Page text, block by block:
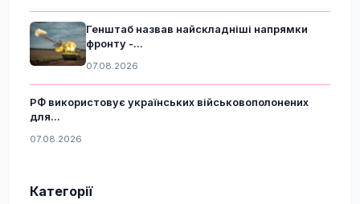
Генштаб назвав найскладніші напрямки
фронту -...
07.08.2026
РФ використовує українських військовополонених
для...
07.08.2026
Категорії